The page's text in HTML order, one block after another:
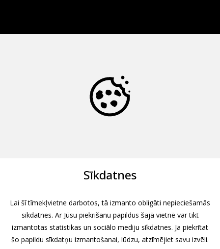
Sīkdatnes
Lai šī tīmekļvietne darbotos, tā izmanto obligāti nepieciešamās
sīkdatnes. Ar Jūsu piekrišanu papildus šajā vietnē var tikt
izmantotas statistikas un sociālo mediju sīkdatnes. Ja piekrītat
šo papildu sīkdatņu izmantošanai, lūdzu, atzīmējiet savu izvēli.